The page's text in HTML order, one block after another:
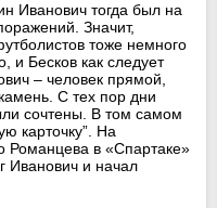
Иванович тогда был на
Значит,
тоже немного
и Бесков как следует
– человек прямой,
С тех пор дни
сочтены. В том самом
карточку”. На
в «Спартаке»
Иванович и начал